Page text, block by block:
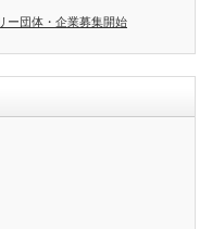
ー団体・企業募集開始